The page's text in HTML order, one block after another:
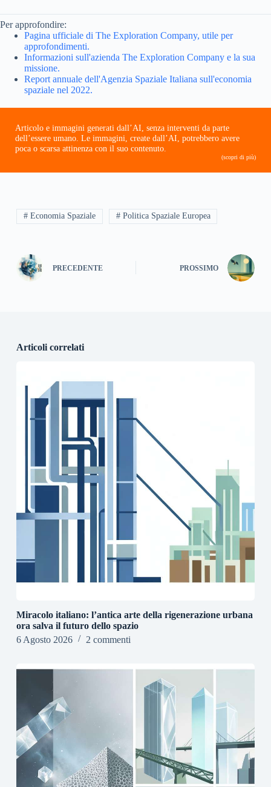
Per approfondire:
Pagina ufficiale di The Exploration Company, utile per
approfondimenti.
Informazioni sull'azienda The Exploration Company e la sua
missione.
Report annuale dell'Agenzia Spaziale Italiana sull'economia
spaziale nel 2022.
Articolo e immagini generati dall’AI, senza interventi da parte
dell’essere umano. Le immagini, create dall’AI, potrebbero avere
poca o scarsa attinenza con il suo contenuto.
(scopri di più)
# Economia Spaziale # Politica Spaziale Europea
PRECEDENTE PROSSIMO
Articoli correlati
Miracolo italiano: l’antica arte della rigenerazione urbana
ora salva il futuro dello spazio
6 Agosto 2026
2 commenti